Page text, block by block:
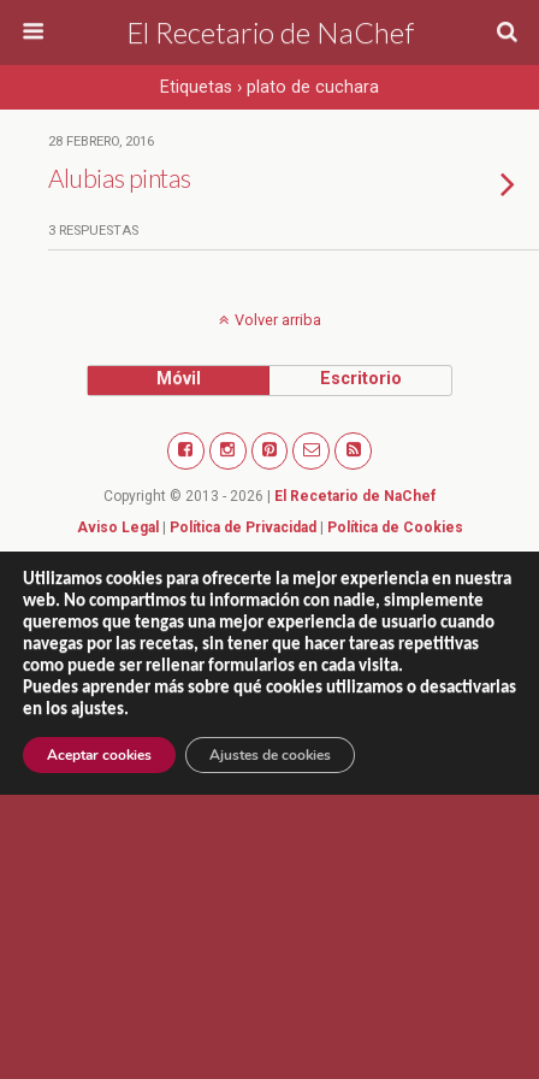
El Recetario de NaChef
Etiquetas › plato de cuchara
28 FEBRERO, 2016
Alubias pintas
3 RESPUESTAS
Volver arriba
Móvil Escritorio
Utilizamos cookies para ofrecerte la mejor experiencia en nuestra
web. No compartimos tu información con nadie, simplemente
queremos que tengas una mejor experiencia de usuario cuando
navegas por las recetas, sin tener que hacer tareas repetitivas
como puede ser rellenar formularios en cada visita.
Puedes aprender más sobre qué cookies utilizamos o desactivarlas
en los ajustes.
Aceptar cookies Ajustes de cookies
Copyright © 2013 - 2026 | El Recetario de NaChef
Aviso Legal | Política de Privacidad | Política de Cookies